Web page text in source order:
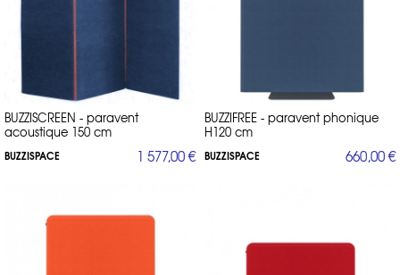
BUZZISCREEN - paravent
acoustique 150 cm
BUZZISPACE 1 577,00 €
BUZZIFREE - paravent phonique
H120 cm
BUZZISPACE 660,00 €